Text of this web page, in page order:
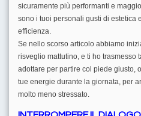
sicuramente più performanti e
sono i tuoi personali gusti di estetica
efficienza.
Se nello scorso articolo abbiamo
risveglio mattutino, e ti ho trasmesso
adottare per partire col piede giusto,
tue energie durante la giornata, per
molto meno stressato.